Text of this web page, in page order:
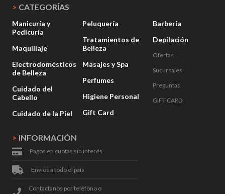
> INFORMACIÓN
Pagos en cuotas sin interés
Envíos a todo el país
Contactanos por teléfono o
> CATEGORÍAS
Manicuría y
Pedicuría
Maquillaje
Electrodomésticos
de Belleza
Cuidado del
Cabello
Cuidado de la Piel
Peluquería
Tratamientos de
Belleza
Masajes y Spa
Perfumes
Higiene Personal
Gift Card
Barbería
Depilación
Ofertas
Sucursales
Preguntas
GIFT CARD